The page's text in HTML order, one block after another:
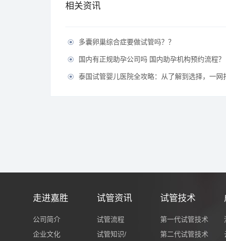
相关资讯
 多囊卵巢综合症要做试管吗？？
 国内有正规助孕公司吗 国内助孕机构预约流程？
 泰国试管婴儿医院全攻略：从了解到选择，一网
走进嘉胜
公司简介
企业文化
试管资讯
试管流程
试管知识/
试管技术
第一代试管技术
第二代试管技术